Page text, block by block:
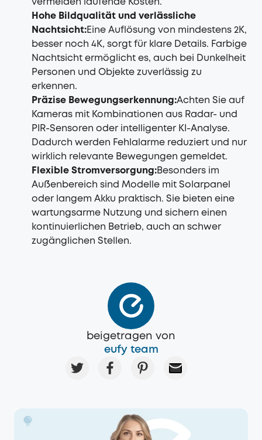
vermeiden laufende Kosten.
Hohe Bildqualität und verlässliche
Nachtsicht: Eine Auflösung von mindestens 2K,
besser noch 4K, sorgt für klare Details. Farbige
Nachtsicht ermöglicht es, auch bei Dunkelheit
Personen und Objekte zuverlässig zu
erkennen.
Präzise Bewegungserkennung:Achten Sie auf
Kameras mit Kombinationen aus Radar- und
PIR-Sensoren oder intelligenter KI-Analyse.
Dadurch werden Fehlalarme reduziert und nur
wirklich relevante Bewegungen gemeldet.
Flexible Stromversorgung: Besonders im
Außenbereich sind Modelle mit Solarpanel
oder langem Akku praktisch. Sie bieten eine
wartungsarme Nutzung und sichern einen
kontinuierlichen Betrieb, auch an schwer
zugänglichen Stellen.
beigetragen von
eufy team